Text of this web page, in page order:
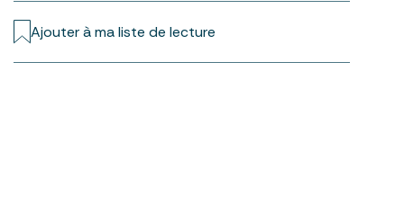
Ajouter à ma liste de lecture